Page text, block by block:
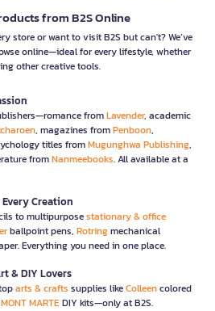
from B2S Online
store or want to visit B2S but can't? We’ve
online—ideal for every lifestyle, whether
other creative tools.
fromLavender, academic
, magazines fromPenboon,
titles fromMugunghwa Publishing,
fromNanmeebooks. All available at a
Creation
to multipurposestationary & office
ballpoint pens, Rotringmechanical
Everything you need in one place.
& DIY Lovers
arts & crafts supplies likeColleencolored
MONT MARTEDIY kits—only at B2S.